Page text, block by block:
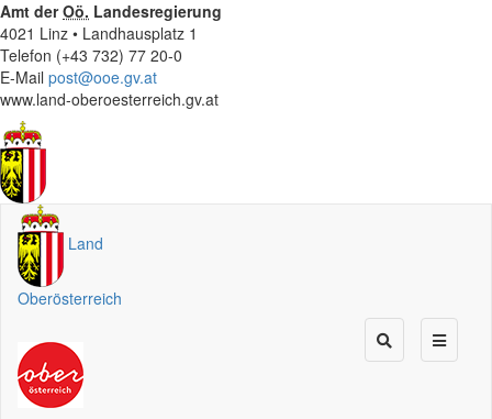
Amt derOö. Landesregierung
4021 Linz • Landhausplatz 1
Telefon (+43 732) 77 20-0
E-Mail post@ooe.gv.at
www.land-oberoesterreich.gv.at
Land
Oberösterreich